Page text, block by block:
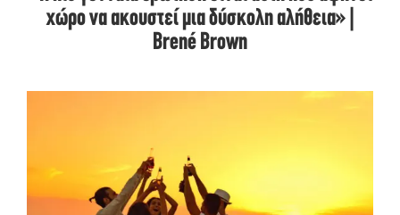
χώρο να ακουστεί μια δύσκολη αλήθεια» |
Brené Brown